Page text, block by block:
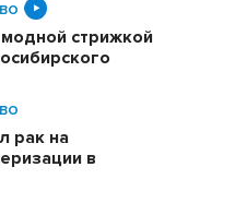
стрижкой
рак на
в